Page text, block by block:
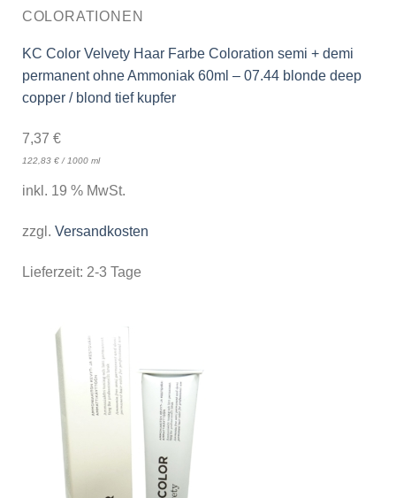
COLORATIONEN
KC Color Velvety Haar Farbe Coloration semi + demi
permanent ohne Ammoniak 60ml – 07.44 blonde deep
copper / blond tief kupfer
7,37 €
122,83 €/ 1000 ml
inkl. 19 % MwSt.
zzgl. Versandkosten
Lieferzeit: 2-3 Tage